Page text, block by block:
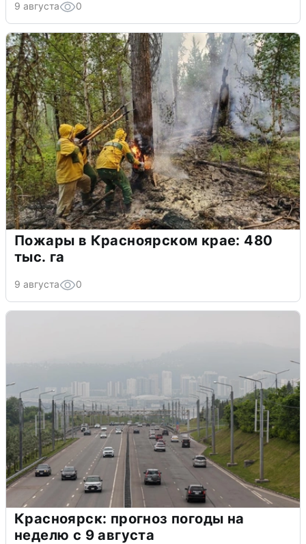
9 августа 0
Пожары в Красноярском крае: 480
тыс. га
9 августа 0
Красноярск: прогноз погоды на
неделю с 9 августа